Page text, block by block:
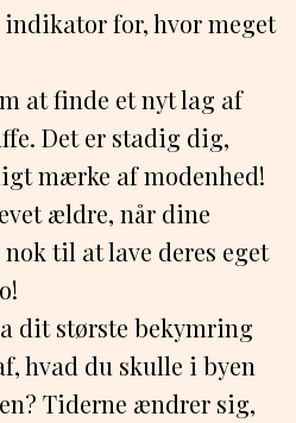
indikator for, hvor meget
at finde et nyt lag af
Det er stadig dig,
mærke af modenhed!
ældre, når dine
til at lave deres eget
dit største bekymring
hvad du skulle i byen
Tiderne ændrer sig,